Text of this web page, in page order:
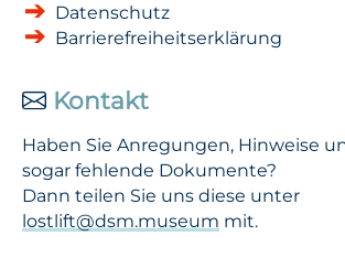
Datenschutz
Barrierefreiheitserklärung
Kontakt
Haben Sie Anregungen, Hinweise
sogar fehlende Dokumente?
Dann teilen Sie uns diese unter
lostlift@dsm.museum mit.